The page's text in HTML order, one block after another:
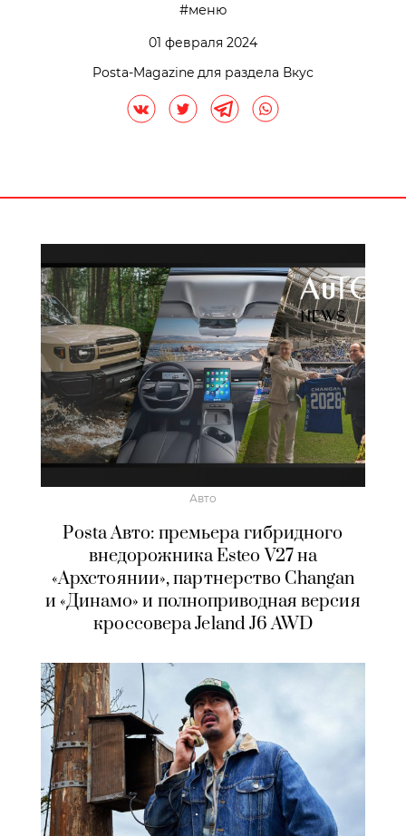
меню
01 февраля 2024
Posta-Magazine для раздела Вкус
Авто
Posta Авто: премьера гибридного
внедорожника Esteo V27 на
«Архстоянии», партнерство Changan
и «Динамо» и полноприводная версия
кроссовера Jeland J6 AWD